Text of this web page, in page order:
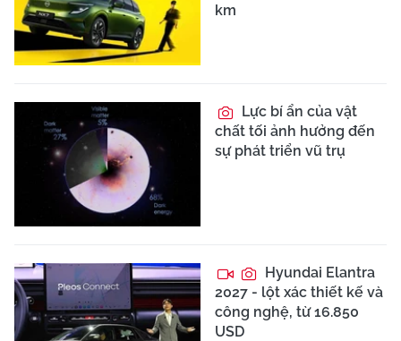
km
Lực bí ẩn của vật
chất tối ảnh hưởng đến
sự phát triển vũ trụ
Hyundai Elantra
2027 - lột xác thiết kế và
công nghệ, từ 16.850
USD